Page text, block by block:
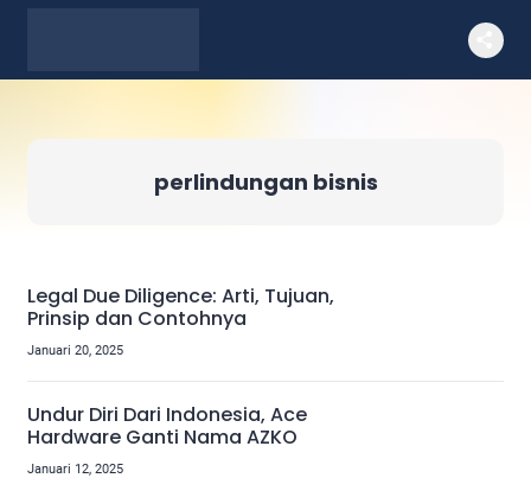
perlindungan bisnis
Legal Due Diligence: Arti, Tujuan,
Prinsip dan Contohnya
Januari 20, 2025
Undur Diri Dari Indonesia, Ace
Hardware Ganti Nama AZKO
Januari 12, 2025